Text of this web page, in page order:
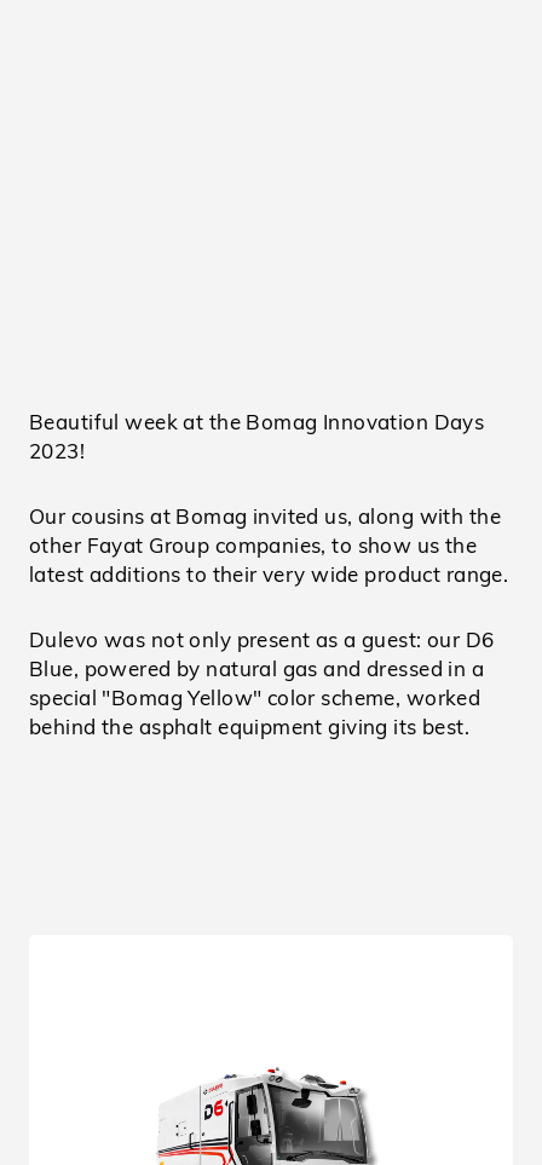
Beautiful week at the Bomag Innovation Days
2023!
Our cousins at Bomag invited us, along with the
other Fayat Group companies, to show us the
latest additions to their very wide product range.
Dulevo was not only present as a guest: our D6
Blue, powered by natural gas and dressed in a
special "Bomag Yellow" color scheme, worked
behind the asphalt equipment giving its best.